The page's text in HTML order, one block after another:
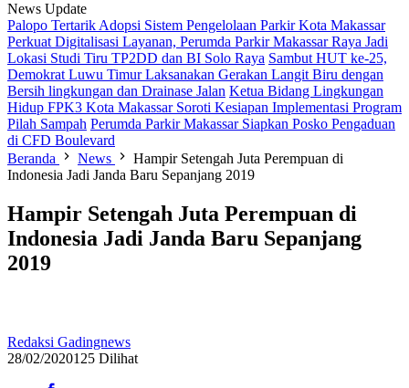
News Update
Palopo Tertarik Adopsi Sistem Pengelolaan Parkir Kota Makassar
Perkuat Digitalisasi Layanan, Perumda Parkir Makassar Raya Jadi
Lokasi Studi Tiru TP2DD dan BI Solo Raya Sambut HUT ke-25,
Demokrat Luwu Timur Laksanakan Gerakan Langit Biru dengan
Bersih lingkungan dan Drainase Jalan Ketua Bidang Lingkungan
Hidup FPK3 Kota Makassar Soroti Kesiapan Implementasi Program
Pilah Sampah Perumda Parkir Makassar Siapkan Posko Pengaduan
di CFD Boulevard
Beranda
News
Hampir Setengah Juta Perempuan di
Indonesia Jadi Janda Baru Sepanjang 2019
Hampir Setengah Juta Perempuan di
Indonesia Jadi Janda Baru Sepanjang
2019
Redaksi Gadingnews
28/02/2020125 Dilihat